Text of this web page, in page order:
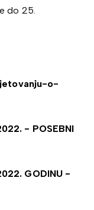
do 25.
o-
- POSEBNI
GODINU -